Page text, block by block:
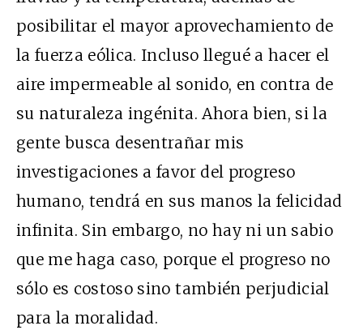
posibilitar el mayor aprovechamiento de
la fuerza eólica. Incluso llegué a hacer el
aire impermeable al sonido, en contra de
su naturaleza ingénita. Ahora bien, si la
gente busca desentrañar mis
investigaciones a favor del progreso
humano, tendrá en sus manos la felicidad
infinita. Sin embargo, no hay ni un sabio
que me haga caso, porque el progreso no
sólo es costoso sino también perjudicial
para la moralidad.